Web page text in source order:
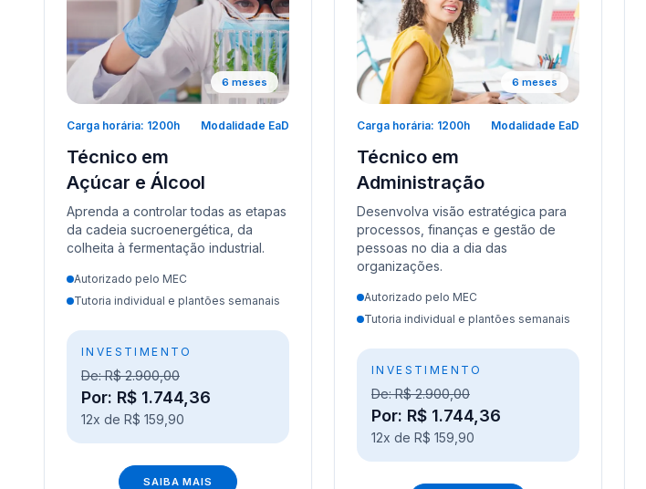
6 meses
Carga horária: 1200h Modalidade EaD
Técnico em
Açúcar e Álcool
Aprenda a controlar todas as etapas
da cadeia sucroenergética, da
colheita à fermentação industrial.
Autorizado pelo MEC
Tutoria individual e plantões semanais
INVESTIMENTO
De: R$ 2.900,00
Por: R$ 1.744,36
12x de R$ 159,90
SAIBA MAIS
6 meses
Carga horária: 1200h Modalidade EaD
Técnico em
Administração
Desenvolva visão estratégica para
processos, finanças e gestão de
pessoas no dia a dia das
organizações.
Autorizado pelo MEC
Tutoria individual e plantões semanais
INVESTIMENTO
De: R$ 2.900,00
Por: R$ 1.744,36
12x de R$ 159,90